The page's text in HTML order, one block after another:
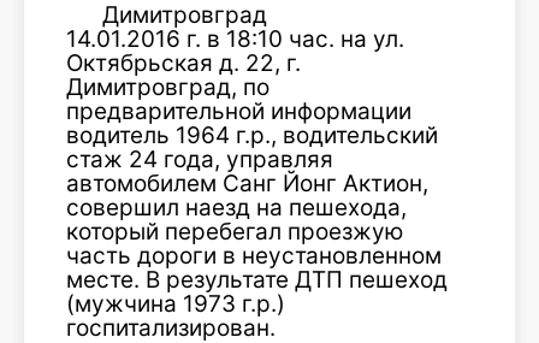
Димитровград
14.01.2016 г. в 18:10 час. на ул.
Октябрьская д. 22, г.
Димитровград, по
предварительной информации
водитель 1964 г.р., водительский
стаж 24 года, управляя
автомобилем Санг Йонг Актион,
совершил наезд на пешехода,
который перебегал проезжую
часть дороги в неустановленном
месте. В результате ДТП пешеход
(мужчина 1973 г.р.)
госпитализирован.